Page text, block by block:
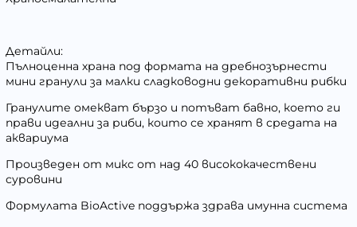
Детайли:
Пълноценна храна под формата на дребнозърнести
мини гранули за малки сладководни декоративни рибки
Гранулите омекват бързо и потъват бавно, което ги
прави идеални за риби, които се хранят в средата на
аквариума
Произведен от микс от над 40 висококачествени
суровини
Формулата BioActive поддържа здрава имунна система